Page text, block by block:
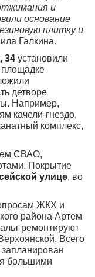
и
основание
плитку и
Галкина.
34 установили
детворе
Например,
качели-гнездо,
комплекс,
СВАО,
Покрытие
улице, во
ЖКХ и
района Артем
ремонтируют
Всего
большими